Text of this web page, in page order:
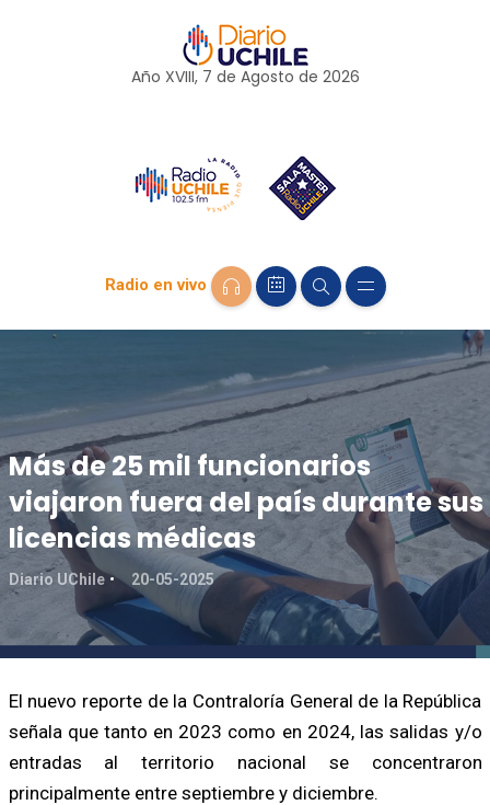
Año XVIII, 7 de Agosto de 2026
Radio en vivo
Más de 25 mil funcionarios
viajaron fuera del país durante sus
licencias médicas
Diario UChile 20-05-2025
El nuevo reporte de la Contraloría General de la República
señala que tanto en 2023 como en 2024, las salidas y/o
entradas al territorio nacional se concentraron
principalmente entre septiembre y diciembre.